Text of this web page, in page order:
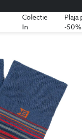
Colectie
In
Plaja
-50%